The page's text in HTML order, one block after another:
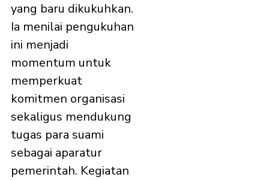
yang baru dikukuhkan.
Ia menilai pengukuhan
ini menjadi
momentum untuk
memperkuat
komitmen organisasi
sekaligus mendukung
tugas para suami
sebagai aparatur
pemerintah. Kegiatan